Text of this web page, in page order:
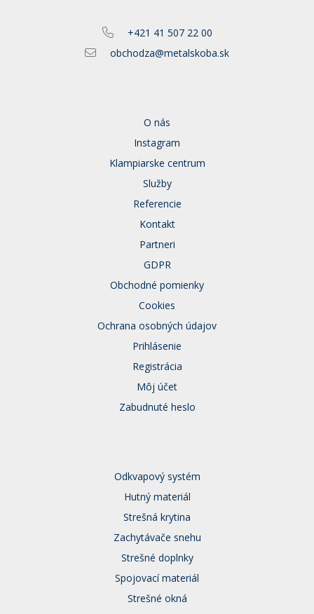
+421 41 507 22 00
obchodza@metalskoba.sk
O nás
Instagram
Klampiarske centrum
Služby
Referencie
Kontakt
Partneri
GDPR
Obchodné pomienky
Cookies
Ochrana osobných údajov
Prihlásenie
Registrácia
Môj účet
Zabudnuté heslo
Odkvapový systém
Hutný materiál
Strešná krytina
Zachytávače snehu
Strešné doplnky
Spojovací materiál
Strešné okná